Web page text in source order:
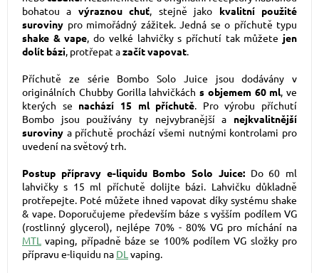
bohatou a výraznou chuť , stejně jako kvalitní použité
suroviny pro mimořádný zážitek. Jedná se o příchutě typu
shake & vape , do velké lahvičky s příchutí tak můžete jen
dolít bázi , protřepat azačít vapovat
Příchutě ze série Bombo Solo Juice jsou dodávány v
originálních Chubby Gorilla lahvičkách s objemem 60 ml , ve
kterých se nachází 15 ml příchutě . Pro výrobu příchutí
Bombo jsou používány ty nejvybranější a nejkvalitnější
suroviny a příchutě prochází všemi nutnými kontrolami pro
uvedení na světový trh.
Postup přípravy e-liquidu Bombo Solo Juice:Do 60 ml
lahvičky s 15 ml příchutě dolijte bázi. Lahvičku důkladně
protřepejte. Poté můžete ihned vapovat díky systému shake
& vape. Doporučujeme především báze s vyšším podílem VG
(rostlinný glycerol), nejlépe 70% - 80% VG pro míchání na
MTL vaping, případně báze se 100% podílem VG složky pro
přípravu e-liquidu na DL vaping.